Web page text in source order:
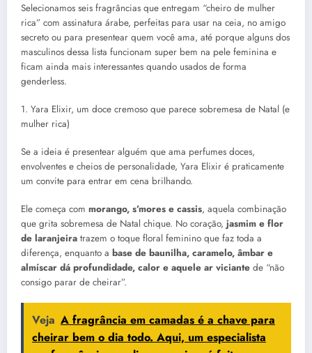
Selecionamos seis fragrâncias que entregam “cheiro de mulher
rica” com assinatura árabe, perfeitas para usar na ceia, no amigo
secreto ou para presentear quem você ama, até porque alguns dos
masculinos dessa lista funcionam super bem na pele feminina e
ficam ainda mais interessantes quando usados de forma
genderless.
1. Yara Elixir, um doce cremoso que parece sobremesa de Natal (e
mulher rica)
Se a ideia é presentear alguém que ama perfumes doces,
envolventes e cheios de personalidade, Yara Elixir é praticamente
um convite para entrar em cena brilhando.
Ele começa com morango, s’mores e cassis, aquela combinação
que grita sobremesa de Natal chique. No coração, jasmim e flor
de laranjeira trazem o toque floral feminino que faz toda a
diferença, enquanto a base de baunilha, caramelo, âmbar e
almíscar dá profundidade, calor e aquele ar viciante de “não
consigo parar de cheirar”.
Veja A fragrância em camadas é a chave para
cheirar bem o dia todo. Aqui, um especialista